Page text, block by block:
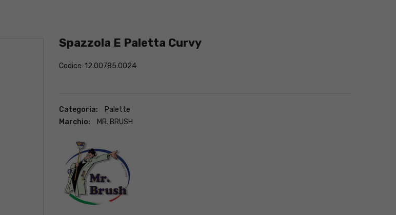
Spazzola E Paletta Curvy
Codice: 12.00785.0024
Categoria:
Palette
Marchio:
MR. BRUSH